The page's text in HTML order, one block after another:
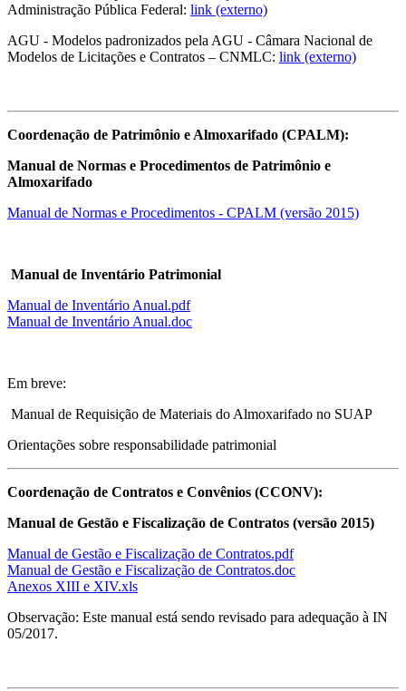
Administração Pública Federal: link (externo)
AGU - Modelos padronizados pela AGU - Câmara Nacional de
Modelos de Licitações e Contratos – CNMLC: link (externo)
Coordenação de Patrimônio e Almoxarifado (CPALM):
Manual de Normas e Procedimentos de Patrimônio e
Almoxarifado
Manual de Normas e Procedimentos - CPALM (versão 2015)
Manual de Inventário Patrimonial
Manual de Inventário Anual.pdf
Manual de Inventário Anual.doc
Em breve:
Manual de Requisição de Materiais do Almoxarifado no SUAP
Orientações sobre responsabilidade patrimonial
Coordenação de Contratos e Convênios (CCONV):
Manual de Gestão e Fiscalização de Contratos (versão 2015)
Manual de Gestão e Fiscalização de Contratos.pdf
Manual de Gestão e Fiscalização de Contratos.doc
Anexos XIII e XIV.xls
Observação: Este manual está sendo revisado para adequação à IN
05/2017.